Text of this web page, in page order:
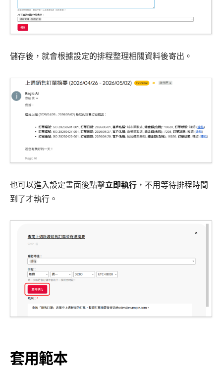
儲存後，就會根據設定的排程整理相關資料後寄出。
也可以進入設定畫面後點擊立即執行 ，不用等待排程時間
到了才執行。
套用範本